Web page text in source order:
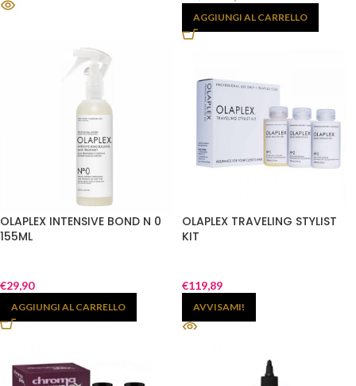
AGGIUNGI AL CARRELLO
OLAPLEX INTENSIVE BOND N 0
155ML
€29,90
AGGIUNGI AL CARRELLO
OLAPLEX TRAVELING STYLIST
KIT
€119,89
AVVISAMI!